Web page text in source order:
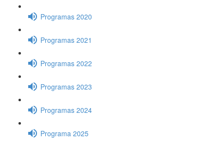
Programas 2020
Programas 2021
Programas 2022
Programas 2023
Programas 2024
Programa 2025